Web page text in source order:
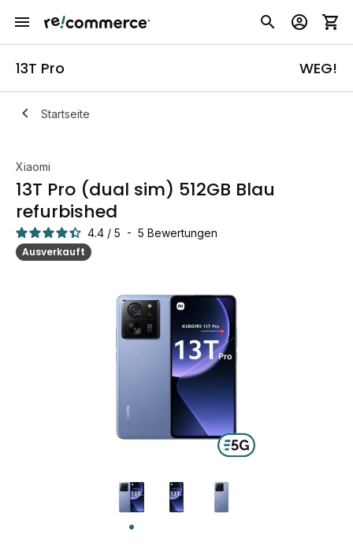
13T Pro WEG!
Startseite
Xiaomi
13T Pro (dual sim) 512GB Blau
refurbished
4.4 / 5 - 5 Bewertungen
Ausverkauft